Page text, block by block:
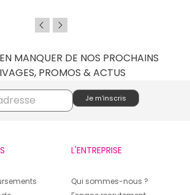
MANQUER DE NOS PROCHAINS
PROMOS & ACTUS
L'ENTREPRISE
Qui sommes-nous ?